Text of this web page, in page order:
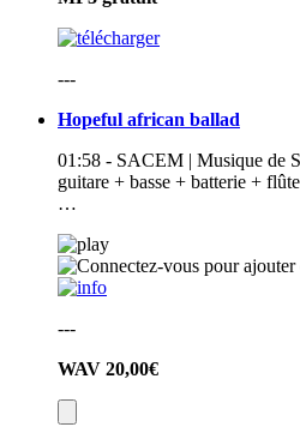
---
Hopeful african ballad
01:58 - SACEM | Musique de
guitare + basse + batterie +
…
---
WAV 20,00€